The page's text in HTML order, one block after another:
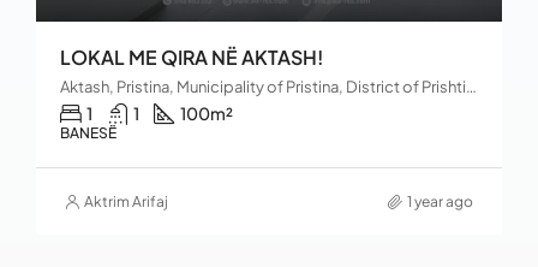
LOKAL ME QIRA NË AKTASH!
Aktash, Pristina, Municipality of Pristina, District of Prishtina, 10060, Kosovo
1 1 100m²
BANESË
Aktrim Arifaj 1 year ago